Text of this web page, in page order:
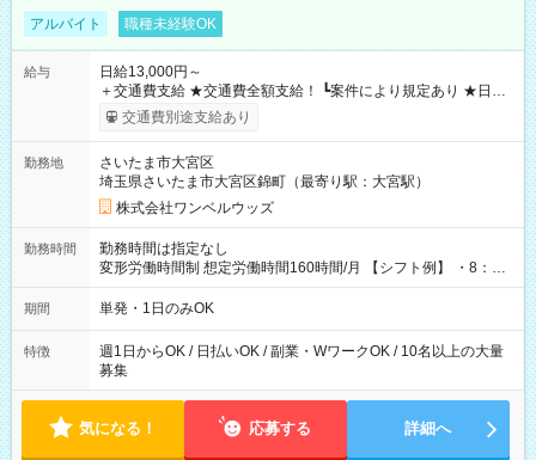
アルバイト 職種未経験OK
給与
日給13,000円～
＋交通費支給 ★交通費全額支給！ ┗案件により規定あり ★日払
いOK！（規定あり） ┗働いたその日に現金GET♪ お仕事後はコ
ンビニATMから 日払い分を引き落とせます！ 【試用期間】試
交通費別途支給あり
勤務地
さいたま市大宮区
埼玉県さいたま市大宮区錦町（最寄り駅：大宮駅）
株式会社ワンベルウッズ
勤務時間
勤務時間は指定なし
変形労働時間制 想定労働時間160時間/月 【シフト例】 ・8：00
～21：00
期間 単発・1日のみOK
特徴
週1日からOK / 日払いOK / 副業・WワークOK / 10名以上の大量
募集
気になる！ 応募する 詳細へ